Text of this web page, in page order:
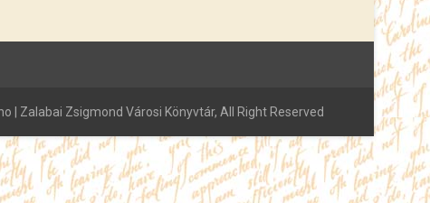
| Zalabai Zsigmond Városi Könyvtár, All Right Reserved